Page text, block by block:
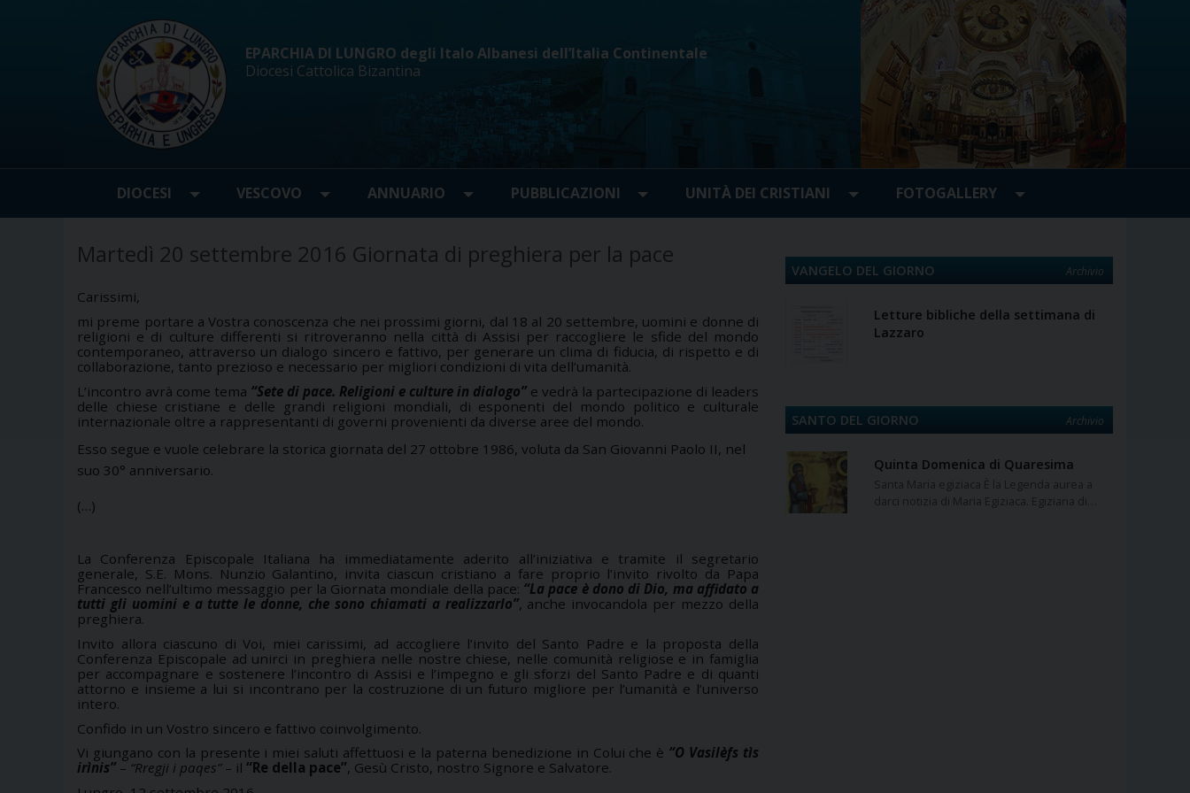
EPARCHIA DI LUNGRO degli Italo Albanesi dell’Italia Continentale
Diocesi Cattolica Bizantina
DIOCESI VESCOVO ANNUARIO PUBBLICAZIONI UNITÀ DEI CRISTIANI FOTOGALLERY
Martedì 20 settembre 2016 Giornata di preghiera per la pace
Carissimi,
mi preme portare a Vostra conoscenza che nei prossimi giorni, dal 18 al 20 settembre, uomini e donne di
religioni e di culture differenti si ritroveranno nella città di Assisi per raccogliere le sfide del mondo
contemporaneo, attraverso un dialogo sincero e fattivo, per generare un clima di fiducia, di rispetto e di
collaborazione, tanto prezioso e necessario per migliori condizioni di vita dell’umanità.
L’incontro avrà come tema “Sete di pace. Religioni e culture in dialogo” e vedrà la partecipazione di leaders
delle chiese cristiane e delle grandi religioni mondiali, di esponenti del mondo politico e culturale
internazionale oltre a rappresentanti di governi provenienti da diverse aree del mondo.
Esso segue e vuole celebrare la storica giornata del 27 ottobre 1986, voluta da San Giovanni Paolo II, nel
suo 30° anniversario.
(…)
La Conferenza Episcopale Italiana ha immediatamente aderito all’iniziativa e tramite il segretario
generale, S.E. Mons. Nunzio Galantino, invita ciascun cristiano a fare proprio l’invito rivolto da Papa
Francesco nell’ultimo messaggio per la Giornata mondiale della pace: “La pace è dono di Dio, ma affidato a
tutti gli uomini e a tutte le donne, che sono chiamati a realizzarlo”, anche invocandola per mezzo della
preghiera.
Invito allora ciascuno di Voi, miei carissimi, ad accogliere l’invito del Santo Padre e la proposta della
Conferenza Episcopale ad unirci in preghiera nelle nostre chiese, nelle comunità religiose e in famiglia
per accompagnare e sostenere l’incontro di Assisi e l’impegno e gli sforzi del Santo Padre e di quanti
attorno e insieme a lui si incontrano per la costruzione di un futuro migliore per l’umanità e l’universo
intero.
Confido in un Vostro sincero e fattivo coinvolgimento.
Vi giungano con la presente i miei saluti affettuosi e la paterna benedizione in Colui che è “O Vasilèfs tìs
irìnis” – “Rregji i paqes”– il “Re della pace”, Gesù Cristo, nostro Signore e Salvatore.
VANGELO DEL GIORNO Archivio
Letture bibliche della settimana di
Lazzaro
SANTO DEL GIORNO Archivio
Quinta Domenica di Quaresima
Santa Maria egiziaca È la Legenda aurea a
darci notizia di Maria Egiziaca. Egiziana di…